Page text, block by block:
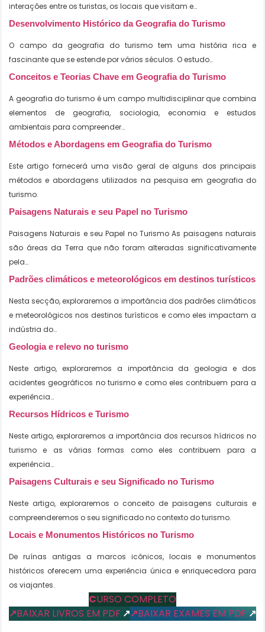
interações entre os turistas, os locais que visitam e…
Desenvolvimento Histórico da Geografia do Turismo
O campo da geografia do turismo tem uma história rica e
fascinante que se estende por vários séculos. O estudo…
Conceitos e Teorias Chave em Geografia do Turismo
A geografia do turismo é um campo multidisciplinar que combina
elementos de geografia, sociologia, economia e estudos
ambientais para compreender…
Métodos e Abordagens em Geografia do Turismo
Este artigo fornecerá uma visão geral de alguns dos principais
métodos e abordagens utilizados na pesquisa em geografia do
turismo.
Paisagens Naturais e seu Papel no Turismo
Paisagens Naturais e seu Papel no Turismo As paisagens naturais
são áreas da Terra que não foram alteradas significativamente
pela…
Padrões climáticos e meteorológicos em destinos turísticos
Nesta secção, exploraremos a importância dos padrões climáticos
e meteorológicos nos destinos turísticos e como eles impactam a
indústria do…
Geologia e relevo no turismo
Neste artigo, exploraremos a importância da geologia e dos
acidentes geográficos no turismo e como eles contribuem para a
experiência…
Recursos Hídricos e Turismo
Neste artigo, exploraremos a importância dos recursos hídricos no
turismo e as várias formas como eles contribuem para a
experiência…
Paisagens Culturais e seu Significado no Turismo
Neste artigo, exploraremos o conceito de paisagens culturais e
compreenderemos o seu significado no contexto do turismo.
Locais e Monumentos Históricos no Turismo
De ruínas antigas a marcos icônicos, locais e monumentos
históricos oferecem uma experiência única e enriquecedora para
os viajantes.
CURSO COMPLETO
↗BAIXAR LIVROS EM PDF ↗↗BAIXAR EXAMES EM PDF ↗